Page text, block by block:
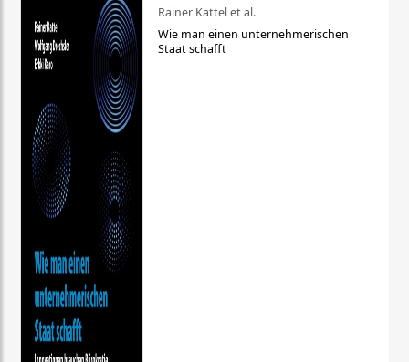
Rainer Kattel et al.
Wie man einen unternehmerischen
Staat schafft